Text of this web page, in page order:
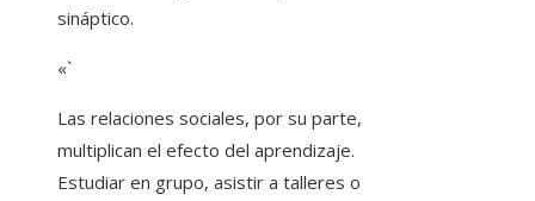
sináptico.
«`
Las relaciones sociales, por su parte,
multiplican el efecto del aprendizaje.
Estudiar en grupo, asistir a talleres o